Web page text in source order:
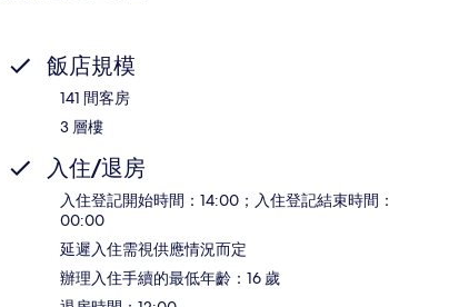
飯店規模
141 間客房
3 層樓
入住/退房
入住登記開始時間：14:00；入住登記結束時間：
00:00
延遲入住需視供應情況而定
辦理入住手續的最低年齡：16 歲